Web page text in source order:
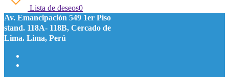
Lista de deseos0
Av. Emancipación 549 1er Piso
stand. 118A- 118B, Cercado de
Lima. Lima, Perú